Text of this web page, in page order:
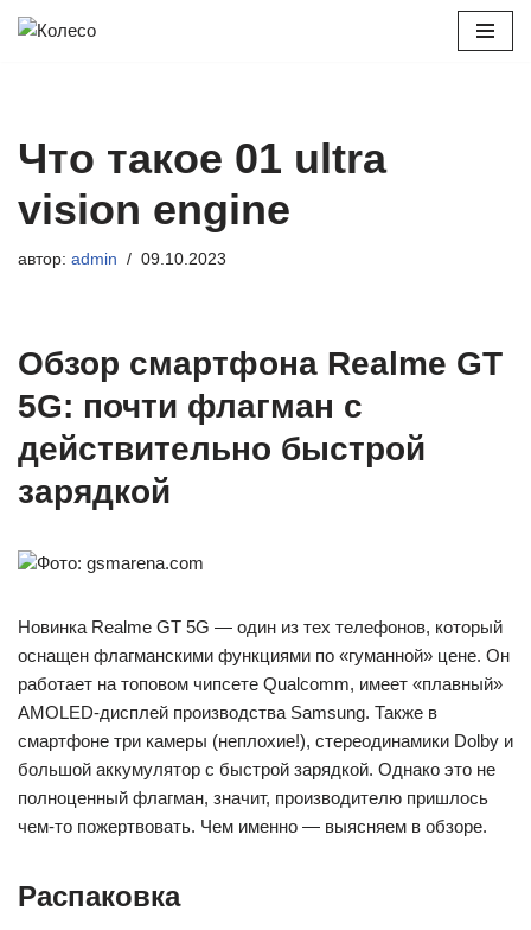
Что такое 01 ultra
vision engine
автор: admin 09.10.2023
Обзор смартфона Realme GT
5G: почти флагман с
действительно быстрой
зарядкой
Фото: gsmarena.com
Новинка Realme GT 5G — один из тех телефонов, который
оснащен флагманскими функциями по «гуманной» цене. Он
работает на топовом чипсете Qualcomm, имеет «плавный»
AMOLED-дисплей производства Samsung. Также в
смартфоне три камеры (неплохие!), стереодинамики Dolby и
большой аккумулятор с быстрой зарядкой. Однако это не
полноценный флагман, значит, производителю пришлось
чем-то пожертвовать. Чем именно — выясняем в обзоре.
Распаковка